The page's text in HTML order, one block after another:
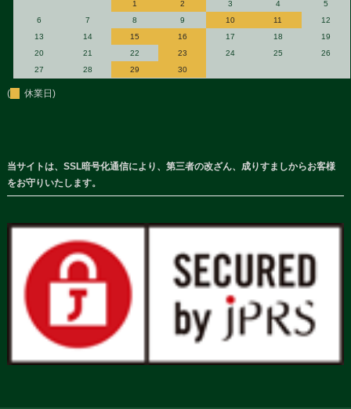
1
2 3 4
5
6
7 8 9 10 11
12
13
14 15 16 17 18
19
20
21 22 23 24 25
26
27
28 29 30
( 休業日)
当サイトは、SSL暗号化通信により、第三者の改ざん、成りすましからお客様
をお守りいたします。